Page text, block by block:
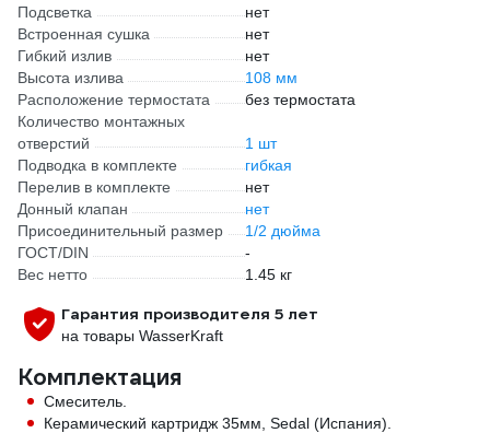
Подсветка
нет
Встроенная сушка
нет
Гибкий излив
нет
Высота излива
108 мм
Расположение термостата
без термостата
Количество монтажных
отверстий
1 шт
Подводка в комплекте
гибкая
Перелив в комплекте
нет
Донный клапан
нет
Присоединительный размер
1/2 дюйма
ГОСТ/DIN
-
Вес нетто
1.45 кг
Гарантия производителя 5 лет
на товары WasserKraft
Комплектация
Смеситель.
Керамический картридж 35мм, Sedal (Испания).